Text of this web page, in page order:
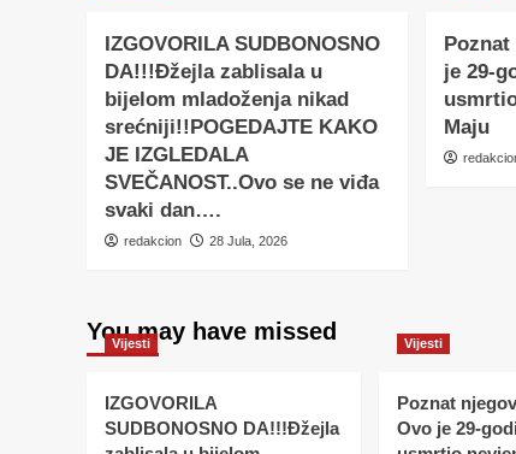
IZGOVORILA SUDBONOSNO
DA!!!Đžejla zablisala u
bijelom mladoženja nikad
srećniji!!POGEDAJTE KAKO
JE IZGLEDALA
SVEČANOST..Ovo se ne viđa
svaki dan….
redakcion 28 Jula, 2026
je 29-
Maju
You may have missed
Vijesti
IZGOVORILA
SUDBONOSNO DA!!!Đžejla
Vijesti
Poznat
Ovo je 29-